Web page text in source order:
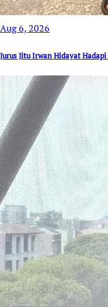
Aug 6, 2026
Jurus Jitu Irwan Hidayat